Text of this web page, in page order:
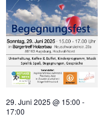
29. Juni 2025 @ 15:00 -
17:00